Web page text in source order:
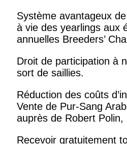
Système avantageux
à vie des yearlings aux
annuelles Breeders’
Droit de participation à
sort de saillies.
Réduction des coûts
Vente de Pur-Sang
auprès de Robert Polin,
Recevoir gratuitement